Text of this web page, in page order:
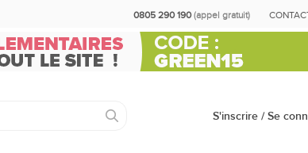
0805 290 190(appel gratuit)
S'inscrire / Se